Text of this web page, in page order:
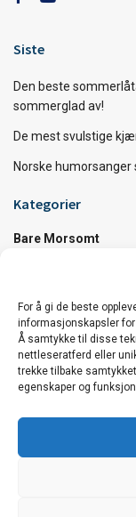
For å gi de beste
informasjonskapsler
Å samtykke til disse
nettleseratferd eller
trekke tilbake
egenskaper og
Siste
Den beste
sommerglad av!
De mest svulstige
Norske
Kategorier
Bare Morsomt
Musikk
Vi håper du koser
Den
De